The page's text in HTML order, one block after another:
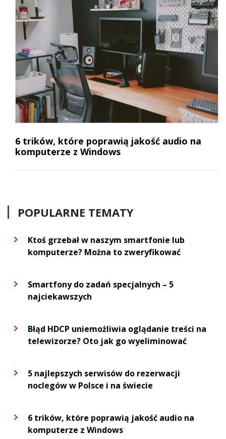
6 trików, które poprawią jakość audio na
komputerze z Windows
POPULARNE TEMATY
Ktoś grzebał w naszym smartfonie lub
komputerze? Można to zweryfikować
Smartfony do zadań specjalnych – 5
najciekawszych
Błąd HDCP uniemożliwia oglądanie treści na
telewizorze? Oto jak go wyeliminować
5 najlepszych serwisów do rezerwacji
noclegów w Polsce i na świecie
6 trików, które poprawią jakość audio na
komputerze z Windows